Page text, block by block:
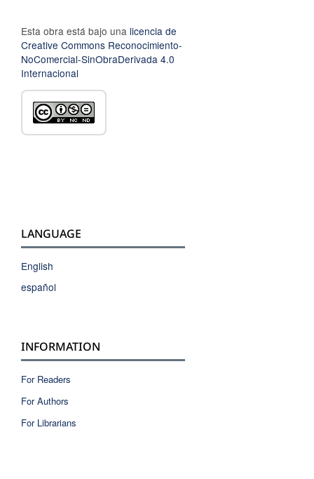
Esta obra está bajo una licencia de
Creative Commons Reconocimiento-
NoComercial-SinObraDerivada 4.0
Internacional
LANGUAGE
English
español
INFORMATION
For Readers
For Authors
For Librarians